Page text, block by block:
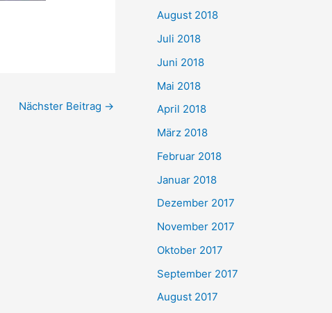
Nächster Beitrag →
August 2018
Juli 2018
Juni 2018
Mai 2018
April 2018
März 2018
Februar 2018
Januar 2018
Dezember 2017
November 2017
Oktober 2017
September 2017
August 2017